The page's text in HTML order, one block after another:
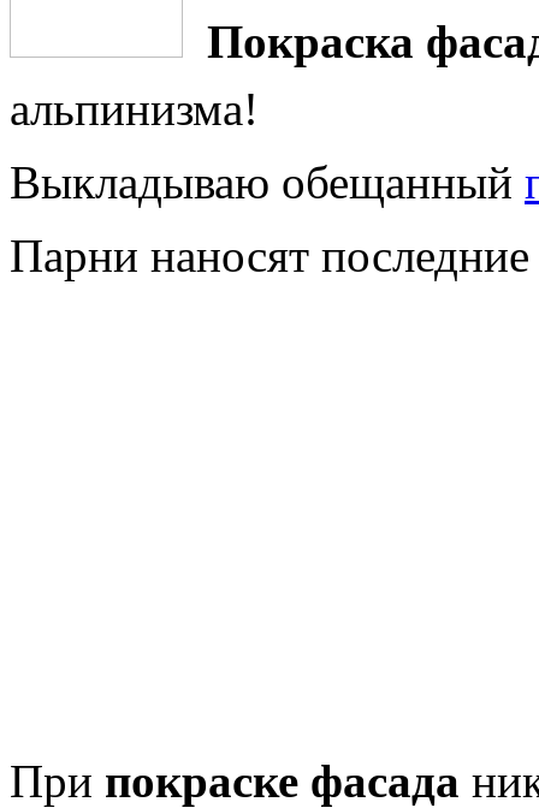
Покраска
альпинизма!
Выкладываю обещанный
Парни наносят
При покраске фасада